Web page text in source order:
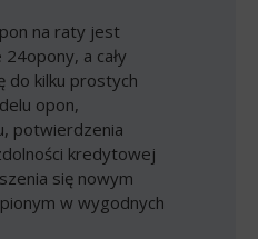
na raty jest
a cały
do kilku prostych
opon,
potwierdzenia
kredytowej
się nowym
w wygodnych